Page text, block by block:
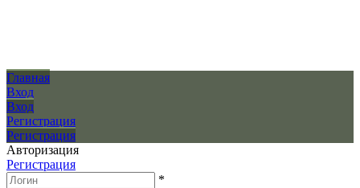
Главная
Вход
Вход
Регистрация
Регистрация
Авторизация
Регистрация
*